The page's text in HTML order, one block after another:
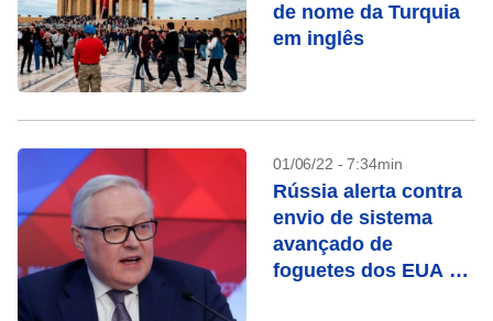
de nome da Turquia
em inglês
01/06/22 - 7:34min
Rússia alerta contra
envio de sistema
avançado de
foguetes dos EUA à